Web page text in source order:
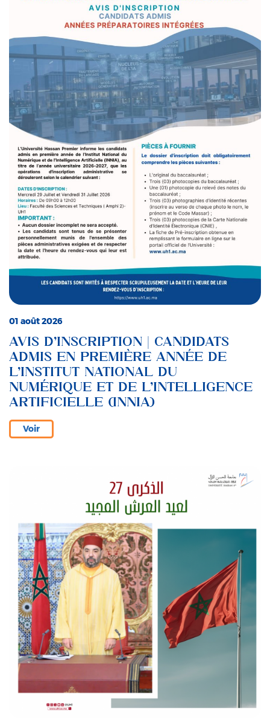
01 août 2026
AVIS D’INSCRIPTION | CANDIDATS
ADMIS EN PREMIÈRE ANNÉE DE
L’INSTITUT NATIONAL DU
NUMÉRIQUE ET DE L’INTELLIGENCE
ARTIFICIELLE (INNIA)
Voir